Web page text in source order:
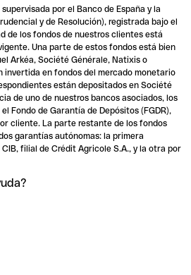
por el Banco de España y la
y de Resolución), registrada bajo el
de los fondos de nuestros clientes está
Una parte de estos fondos está bien
Arkéa, Société Générale, Natixis o
invertida en fondos del mercado monetario
están depositados en Société
de uno de nuestros bancos asociados, los
Fondo de Garantía de Depósitos (FGDR),
cliente. La parte restante de los fondos
garantías autónomas: la primera
filial de Crédit Agricole S.A., y la otra por